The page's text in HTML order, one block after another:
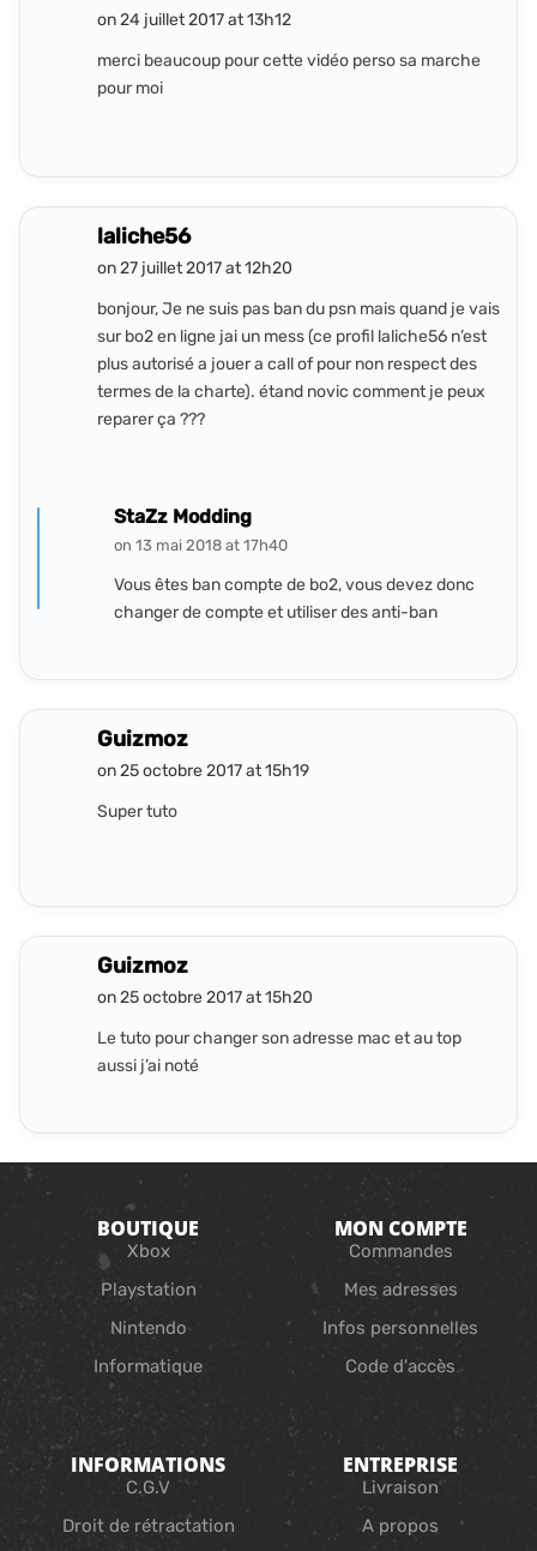
on 24 juillet 2017 at 13h12
merci beaucoup pour cette vidéo perso sa marche
pour moi
laliche56
on 27 juillet 2017 at 12h20
bonjour, Je ne suis pas ban du psn mais quand je vais
sur bo2 en ligne jai un mess (ce profil laliche56 n’est
plus autorisé a jouer a call of pour non respect des
termes de la charte). étand novic comment je peux
reparer ça ???
StaZz Modding
on 13 mai 2018 at 17h40
Vous êtes ban compte de bo2, vous devez donc
changer de compte et utiliser des anti-ban
Guizmoz
on 25 octobre 2017 at 15h19
Super tuto
Guizmoz
on 25 octobre 2017 at 15h20
Le tuto pour changer son adresse mac et au top
aussi j’ai noté
BOUTIQUE
Xbox
Playstation
Nintendo
Informatique
MON COMPTE
Commandes
Mes adresses
Infos personnelles
Code d'accès
INFORMATIONS
C.G.V
Droit de rétractation
ENTREPRISE
Livraison
A propos